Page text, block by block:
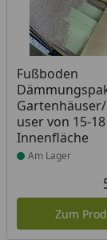
Fußboden
user von 15-18
Innenfläche
Produkt am
Am Lager
Zum